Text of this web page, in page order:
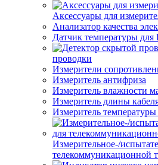
Аксессуары для
Анализатор качества
Датчик температуры
проводки
Измерители
Измеритель антифриза
Измеритель влажности
Измеритель длины
Измеритель
Измерительное-/
телекоммуникационной